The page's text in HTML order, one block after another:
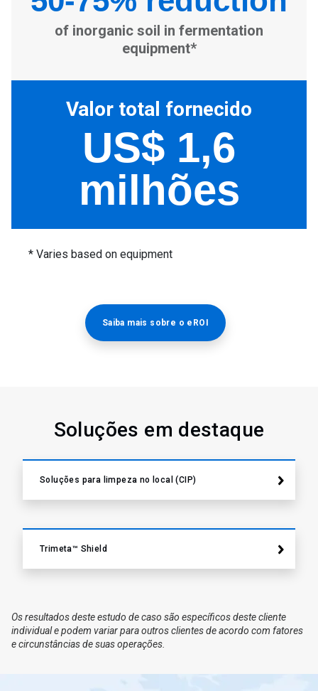
Saiba mais sobre o eROI
Soluções em destaque
Soluções para limpeza no local (CIP)
Trimeta™ Shield
Os resultados deste estudo de caso são específicos deste cliente
individual e podem variar para outros clientes de acordo com fatores
e circunstâncias de suas operações.